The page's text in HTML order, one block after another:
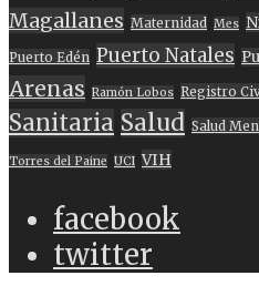
Magallanes Maternidad Mes
Puerto Edén Puerto Natales
Arenas Ramón Lobos Registro
Sanitaria Salud Salud
Torres del Paine UCI VIH
facebook
twitter